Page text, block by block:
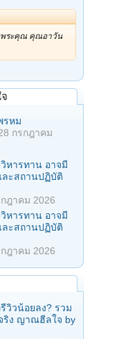
พระคุณ คุณอาวัน
รหม
กรกฎาคม
หารทาน อาจมี
ะสถานปฏิบัติ
ฎาคม 2026
หารทาน อาจมี
ะสถานปฏิบัติ
ฎาคม 2026
วิวน้อยลง? รวม
ริง ญาณฮีลใจ by